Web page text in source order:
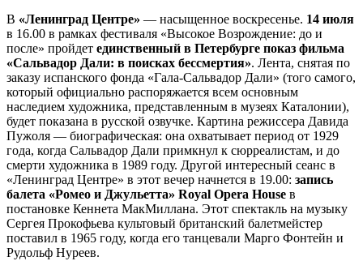
В «Ленинград Центре» — насыщенное воскресенье. 14 июля
в 16.00 в рамках фестиваля «Высокое Возрождение: до и
после» пройдет единственный в Петербурге показ фильма
«Сальвадор Дали: в поисках бессмертия». Лента, снятая по
заказу испанского фонда «Гала-Сальвадор Дали» (того самого,
который официально распоряжается всем основным
наследием художника, представленным в музеях Каталонии),
будет показана в русской озвучке. Картина режиссера Давида
Пужоля — биографическая: она охватывает период от 1929
года, когда Сальвадор Дали примкнул к сюрреалистам, и до
смерти художника в 1989 году. Другой интересный сеанс в
«Ленинград Центре» в этот вечер начнется в 19.00: запись
балета «Ромео и Джульетта» Royal Opera House в
постановке Кеннета МакМиллана. Этот спектакль на музыку
Сергея Прокофьева культовый британский балетмейстер
поставил в 1965 году, когда его танцевали Марго Фонтейн и
Рудольф Нуреев.